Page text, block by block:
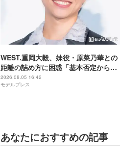
WEST.重岡大毅、妹役・原菜乃華との
距離の詰め方に困惑「基本否定から入
る会話をしてしまった」【5秒で完全犯
罪を生成する方法】
2026.08.05 16:42
モデルプレス
あなたにおすすめの記事